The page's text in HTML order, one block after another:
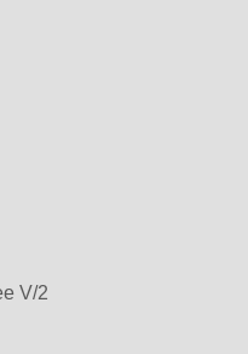
V/2